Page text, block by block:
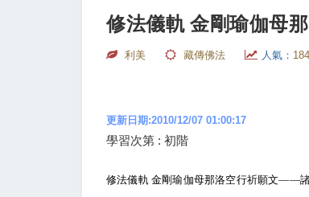
修法儀軌 金剛瑜伽母
利美 藏傳佛法 人氣：
更新日期:2010/12/07 01:00:17
學習次第 : 初階
修法儀軌 金剛瑜伽母那洛空行祈願文——